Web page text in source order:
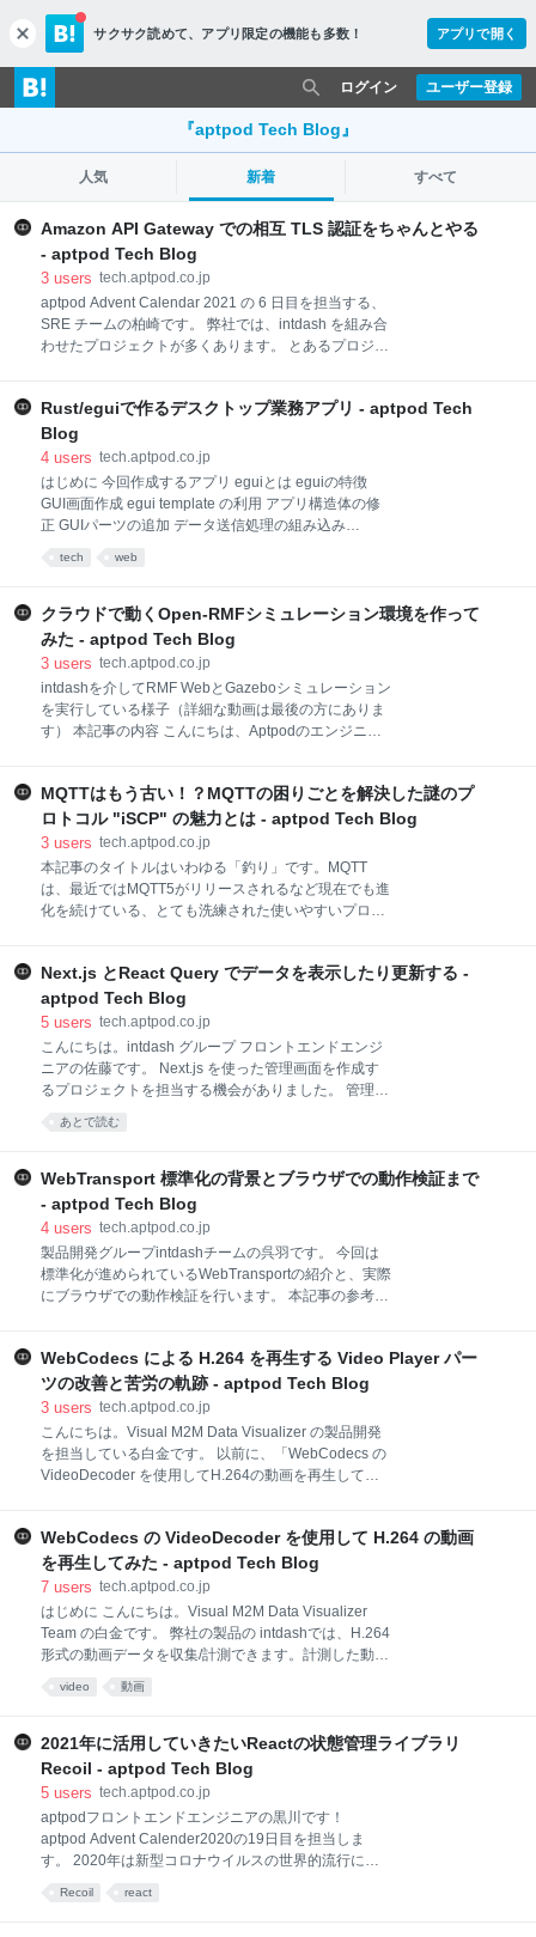
c
l
o
s
サクサク読めて、 アプリ限定の機能も多数！ アプリで開く
ユーザー登録
ログイン
『aptpod Tech Blog』
人気 新着 すべて
Amazon API Gateway での相互 TLS 認証をちゃんとやる
- aptpod Tech Blog
3 users tech.aptpod.co.jp
aptpod Advent Calendar 2021 の 6 日目を担当する、
SRE チームの柏崎です。 弊社では、intdash を組み合
わせたプロジェクトが多くあります。 とあるプロジェ
いうカスタマイズ部分があります。 先日このプロジェ
クトで、エッジコンピュータと Amazon API Gateway
の通信に、セキュリティ強化のため相互 TLS 認証を導
入することになりました。 今回は、Amazon API
Gateway の相互 TLS 認証での課題を解決し、より厳
格に導入する方法をご紹介します。 「相互 TLS 認
閲覧するとき、HTTPS (HTTP+TLS) が利用されます。
Rust/eguiで作るデスクトップ業務アプリ - aptpod Tech
Blog
4 users tech.aptpod.co.jp
はじめに 今回作成するアプリ eguiとは eguiの特徴
GUI画面作成 egui template の利用 アプリ構造体の修
正 GUIパーツの追加 データ送信処理の組み込み
Calendar 2023 12月19日担当のアプトポッドの組み込
みソフトエンジニアの影山です。 弊社ではエッジデバ
イスで動くソフトウェアにRustを採用して、開発を進
を本格的に勉強していくつかの開発にも携わってきま
した。 一般的に何かのWebサービスを使おうとした場
合、開発時ははCLIで利用できるだけで基本的には事
を考えるとGUIがあった
tech web
クラウドで動くOpen-RMFシミュレーション環境を作って
みた - aptpod Tech Blog
3 users tech.aptpod.co.jp
intdashを介してRMF WebとGazeboシミュレーション
を実行している様子（詳細な動画は最後の方にありま
す） 本記事の内容 こんにちは、Aptpodのエンジニア
ROSCon JPでも基調講演がありましたが、フリートの
群制御のためのプラットフォームとして、オープンソ
ースで開発が進められているOpen-RMFの名前を聞く
ことが近頃増えている気がします。 本記事では、話題
のOpen-RMFと弊社製品のintdashを使って、クラウド
を介してフリートを管理することを目的として、AWS
いた事例の紹介とはなっていますが、内容はOpen-
RMFを試してみたいという方へ向けて、Open
MQTTはもう古い！？MQTTの困りごとを解決した謎のプ
ロトコル "iSCP" の魅力とは - aptpod Tech Blog
3 users tech.aptpod.co.jp
本記事のタイトルはいわゆる「釣り」です。MQTT
は、最近ではMQTT5がリリースされるなど現在でも進
化を続けている、とても洗練された使いやすいプロト
ットを絞ったニッチな領域に向けた独自プロトコル
“iSCP” を開発しております。本記事では、せっかく釣
られてくださった皆様に、その “iSCP” の魅力について
少しばかりご紹介できればと思います。 なお、本記事
は aptpod Advent Calender 2022 の 21日目としてお
送りします。 はじめに お久しぶりです。VPoPの岩田
書いてから、忙しさにかまけてテックブログ投稿をサ
ていました。これはイカンということで、重い腰を
Next.js とReact Query でデータを表示したり更新する -
aptpod Tech Blog
5 users tech.aptpod.co.jp
こんにちは。intdash グループ フロントエンドエンジ
ニアの佐藤です。 Next.js を使った管理画面を作成す
るプロジェクトを担当する機会がありました。 管理画
面は「頻繁にデータが更新されることがない」、「同
時アクセスはあまり起きない」という前提の元に作成
示ともにパフォーマンス的に無駄なリクエストを投げ
たくはありません。 それを解決するため、プロジェク
トにReact Query を導入しました。 今回はその導入事
を表示する データを更新する まとめ SSRを使用して
データを表示する SSR については下記のリンクが参
考になります。 nextjs.org まずサーバーサイドは
index.tsx const USER_K
あとで読む
WebTransport 標準化の背景とブラウザでの動作検証まで
- aptpod Tech Blog
4 users tech.aptpod.co.jp
製品開発グループintdashチームの呉羽です。 今回は
標準化が進められているWebTransportの紹介と、実際
にブラウザでの動作検証を行います。 本記事の参考資
を用いています。 WebTransportとは何か
WebTransportとは、ブラウザとサーバー間での利用を
目的とした新しい双方向通信プロトコルです。ではな
ぜ今さら双方向通信プロトコルなのでしょうか？
WebTransport標準化の目的 まず現状の課題をお伝え
します。Web上の双方向通信プロトコルとして
セージの到達保証と順序保証が提供されますが、それ
らが不要なユー
WebCodecs による H.264 を再生する Video Player パー
ツの改善と苦労の軌跡 - aptpod Tech Blog
3 users tech.aptpod.co.jp
こんにちは。Visual M2M Data Visualizer の製品開発
を担当している白金です。 以前に、「WebCodecs の
VideoDecoder を使用してH.264の動画を再生してみ
Data Visualizer に含む標準ビジュアルパーツ「Video
Player パーツ」に WebCodecs の VideoDecoder を適
用した結果、複数の課題が改善できましたので、改善
結果と苦労の軌跡について紹介したいと思います。
Visual M2M Data Visualizer を利用した動画ストリー
ミング再生に興味がある方、または WebCodecs の
たら嬉しいです。 WebCodecs
WebCodecs の VideoDecoder を使用して H.264 の動画
を再生してみた - aptpod Tech Blog
7 users tech.aptpod.co.jp
はじめに こんにちは。Visual M2M Data Visualizer
Team の白金です。 弊社の製品の intdashでは、H.264
形式の動画データを収集/計測できます。計測した動画
たライブ動画をストリーミング再生したり、計測した
生する機能があります。 今回は、ライブ動画の再生機
能を改善するための施策として 先日 Google Chrome
の Version 94 でリリースされた WebCodecs の機能に
動画をストリーミングで再生を試してみたのでご紹介
します。 はじめに WebCodecs とは VideoDecoder を
使用することで解決したい課題 課題 1: 欠損時の各動
画フレームのタイ
video 動画
2021年に活用していきたいReactの状態管理ライブラリ
Recoil - aptpod Tech Blog
5 users tech.aptpod.co.jp
aptpodフロントエンドエンジニアの黒川です！
aptpod Advent Calender2020の19日目を担当しま
す。 2020年は新型コロナウイルスの世界的流行によ
Recoil react